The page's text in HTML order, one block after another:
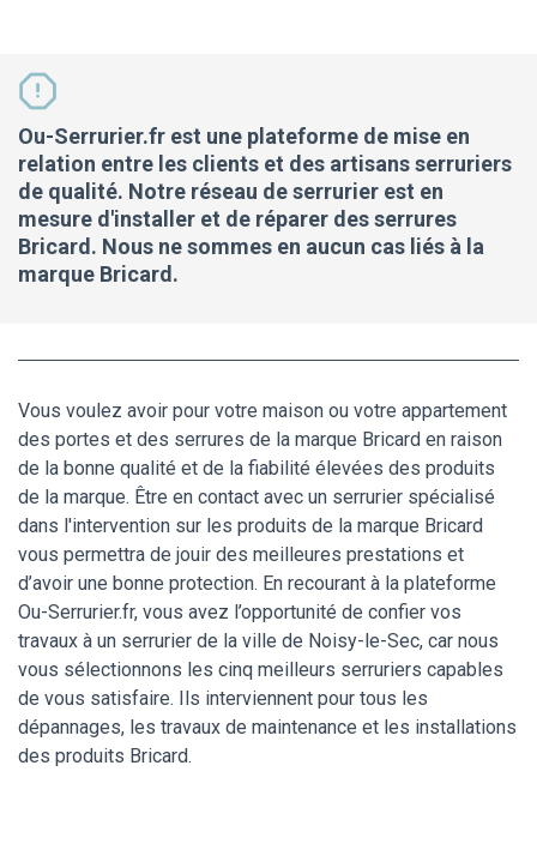
Ou-Serrurier.fr est une plateforme de mise en
relation entre les clients et des artisans serruriers
de qualité. Notre réseau de serrurier est en
mesure d'installer et de réparer des serrures
Bricard. Nous ne sommes en aucun cas liés à la
marque Bricard.
Vous voulez avoir pour votre maison ou votre appartement
des portes et des serrures de la marque Bricard en raison
de la bonne qualité et de la fiabilité élevées des produits
de la marque. Être en contact avec un serrurier spécialisé
dans l'intervention sur les produits de la marque Bricard
vous permettra de jouir des meilleures prestations et
d’avoir une bonne protection. En recourant à la plateforme
Ou-Serrurier.fr, vous avez l’opportunité de confier vos
travaux à un serrurier de la ville de Noisy-le-Sec, car nous
vous sélectionnons les cinq meilleurs serruriers capables
de vous satisfaire. Ils interviennent pour tous les
dépannages, les travaux de maintenance et les installations
des produits Bricard.